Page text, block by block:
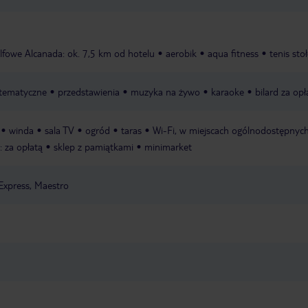
Alcanada: ok. 7,5 km od hotelu aerobik aqua fitness tenis
przedstawienia muzyka na żywo karaoke bilard za
winda sala TV ogród taras
Wi-Fi, w miejscach
opłatą sklep z pamiątkami minimarket
Maestro